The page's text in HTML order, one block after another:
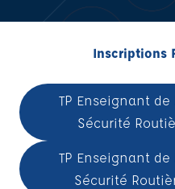
Inscriptions
TP Enseignant
Sécurité
TP Enseignant
Sécurité